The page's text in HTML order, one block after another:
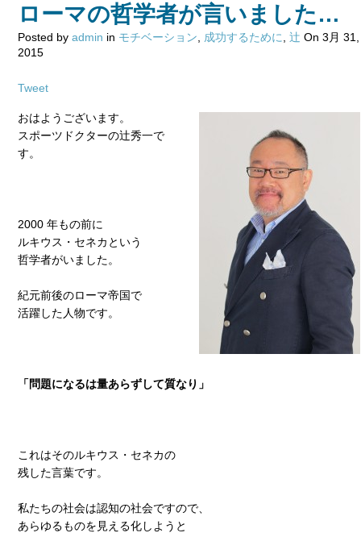
ローマの哲学者が言いました…
Posted by admin in モチベーション 成功するために 辻 On 3月 31,
2015
Tweet
おはようございます。
スポーツドクターの辻秀一で
す。
2000 年もの前に
ルキウス・セネカという
哲学者がいました。
紀元前後のローマ帝国で
活躍した人物です。
「問題になるは量あらずして質なり」
これはそのルキウス・セネカの
残した言葉です。
私たちの社会は認知の社会ですので、
あらゆるものを見える化しようと